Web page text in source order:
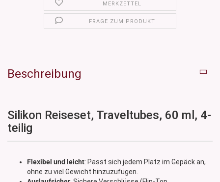
MERKZETTEL
FRAGE ZUM PRODUKT
Beschreibung
Silikon Reiseset, Traveltubes, 60 ml, 4-
teilig
Flexibel und leicht: Passt sich jedem Platz im Gepäck an,
ohne zu viel Gewicht hinzuzufügen.